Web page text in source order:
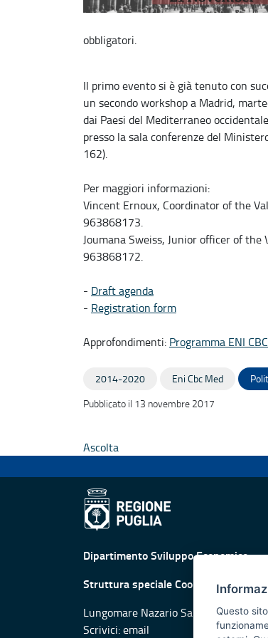
obbligatori.
Il primo evento si è già tenuto con
un secondo workshop a Madrid,
dai Paesi del Mediterraneo
presso la sala conferenze del
162).
Per maggiori informazioni:
Vincent Ernoux, Coordinator of the
963868173.
Joumana Sweiss, Junior officer of
963868172.
- Draft agenda
- Registration form
Approfondimenti: Programma ENI
2014-2020 Eni Cbc Med
Pubblicato il 13 novembre 2017
Ascolta
Dipartimento Sviluppo Economico
Struttura speciale Cooperazione
Lungomare Nazario Sauro, 33 -
Scrivici:email
Questo